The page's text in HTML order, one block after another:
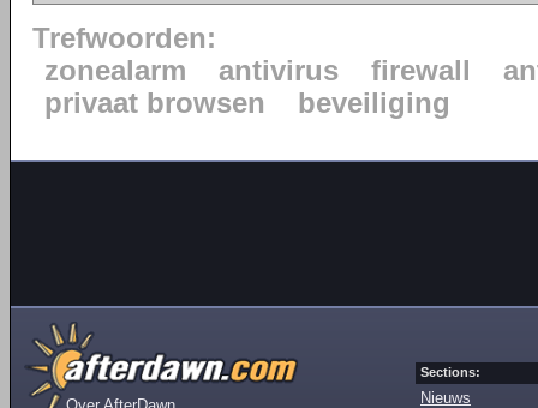
Trefwoorden:
zonealarm
antivirus firewall
privaat browsen
beveiliging
Sections:
Nieuws